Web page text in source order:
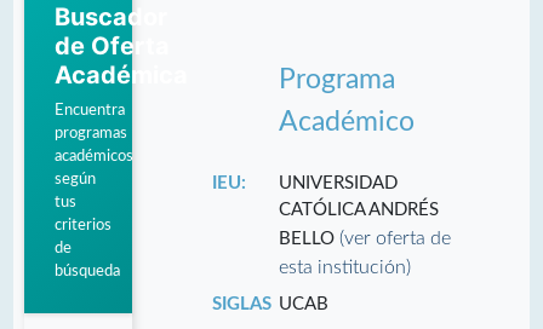
Buscador
de Oferta
Académica
Encuentra
programas
académicos
según
tus
criterios
de
búsqueda
Programa
Académico
IEU:
UNIVERSIDAD
CATÓLICA ANDRÉS
BELLO(ver oferta de
esta institución)
SIGLAS UCAB